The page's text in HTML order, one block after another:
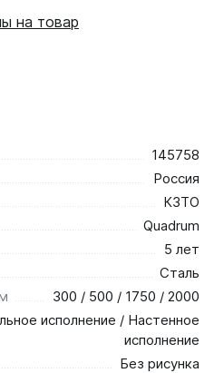
на товар
145758
Россия
КЗТО
Quadrum
5 лет
Сталь
300 / 500 / 1750 / 2000
исполнение / Настенное
исполнение
Без рисунка